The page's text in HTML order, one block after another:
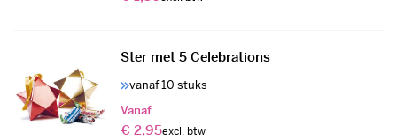
Ster met 5 Celebrations
vanaf 10 stuks
Vanaf
€ 2,95